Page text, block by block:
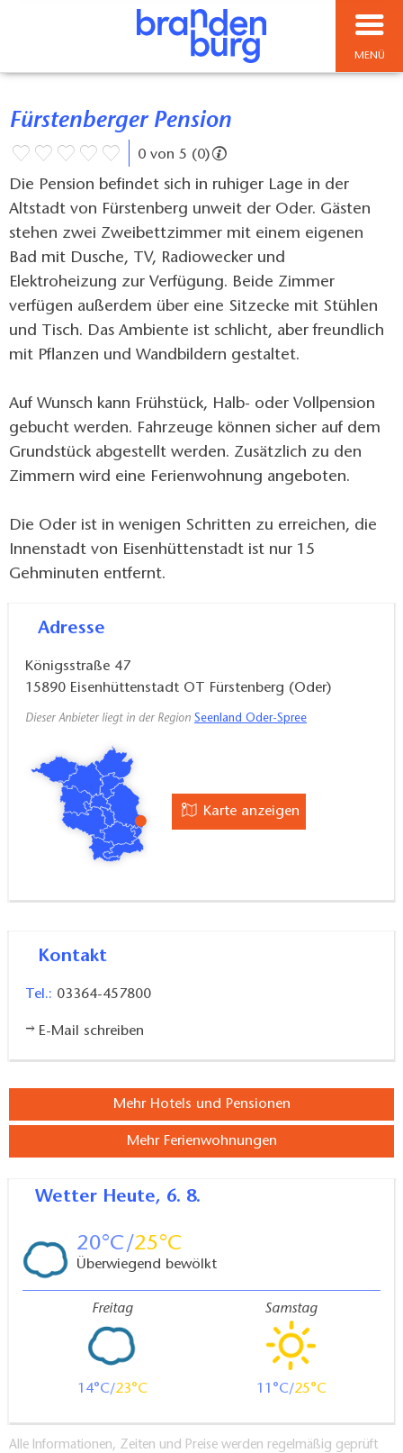
MENÜ
Fürstenberger Pension
0 von 5 (0)
Die Pension befindet sich in ruhiger Lage in der
Altstadt von Fürstenberg unweit der Oder. Gästen
stehen zwei Zweibettzimmer mit einem eigenen
Bad mit Dusche, TV, Radiowecker und
Elektroheizung zur Verfügung. Beide Zimmer
verfügen außerdem über eine Sitzecke mit Stühlen
und Tisch. Das Ambiente ist schlicht, aber freundlich
mit Pflanzen und Wandbildern gestaltet.
Auf Wunsch kann Frühstück, Halb- oder Vollpension
gebucht werden. Fahrzeuge können sicher auf dem
Grundstück abgestellt werden. Zusätzlich zu den
Zimmern wird eine Ferienwohnung angeboten.
Die Oder ist in wenigen Schritten zu erreichen, die
Innenstadt von Eisenhüttenstadt ist nur 15
Gehminuten entfernt.
Adresse
Königsstraße 47
15890 Eisenhüttenstadt OT Fürstenberg (Oder)
Dieser Anbieter liegt in der Region Seenland Oder-Spree
Karte anzeigen
Kontakt
Tel.: 03364-457800
E-Mail schreiben
Mehr Hotels und Pensionen
Mehr Ferienwohnungen
Wetter Heute, 6. 8.
20 25
Überwiegend bewölkt
Freitag
14 23
Samstag
11 25
Alle Informationen, Zeiten und Preise werden regelmäßig geprüft